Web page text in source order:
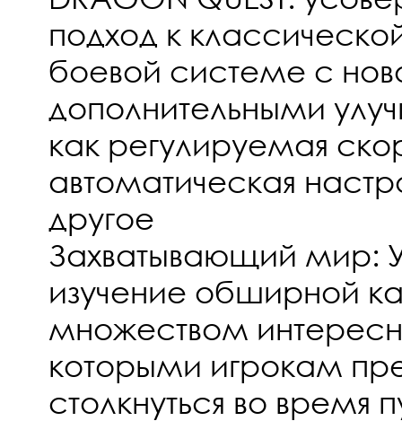
подход к
боевой системе с
дополнительными
как регулируемая
автоматическая
другое
Захватывающий мир:
изучение обширной
множеством
которыми игрокам
столкнуться во время